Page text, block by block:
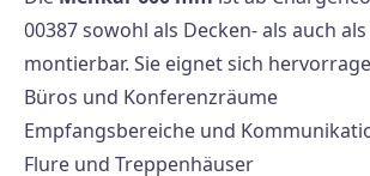
00387 sowohl als Decken- als auch
montierbar. Sie eignet sich
Büros und Konferenzräume
Empfangsbereiche und
Flure und Treppenhäuser